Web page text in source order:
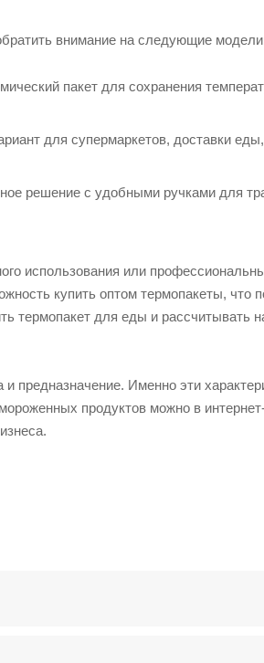
внимание на следующие
пакет для сохранения
для супермаркетов, доставки
решение с удобными ручками для
использования или
купить оптом термопакеты, что
термопакет для еды и рассчитывать
предназначение. Именно эти
продуктов можно в